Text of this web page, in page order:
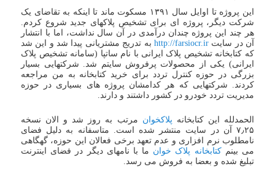
این پروژه تا اوایل سال ۱۳۹۱ مسکوت ماند تا اینکه به تقاضای یک
شرکت دیگر، پروژه ای برای تشخیص پلاکهای جدید شروع کردم.
هر چند این پروژه چندان درآمدی در آن سال نداشت، اما با انتشار
آن در سایتhttp://farsiocr.ir به تدریج مشتریانی پیدا شد و این شد
که کتابخانه تشخیص پلاک ایرانی با نام ساتپا (سامانه تشخیص پلاک
ایرانی) یکی از محصولات پرفروش سایتم شد. شرکتهایی بسیار
بزرگی در حوزه کنترل تردد برای خرید کتابخانه به من مراجعه
کردند. شرکتهایی که هر کدامشان پروژه های بسیاری در حوزه
مدیریت تردد خودرو در کشور داشتند و دارند.
الحمدلله این کتابخانه پلاکخوان مرتب به روز شد و الان نسخه
۷٫۲۵ آن در سایت منتشر شده است. متاسفانه به دلیل فضای
نامطلوب نرم افزاری و عدم تعهد برخی فعالان این حوزه، گهگاهی
می بینمکتابخانه پلاک خوان ما با نامهای دیگر در فضای اینترنت
تبلیغ شده و بعضا به فروش می رسد.